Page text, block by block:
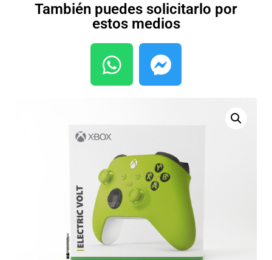
También puedes solicitarlo por
estos medios